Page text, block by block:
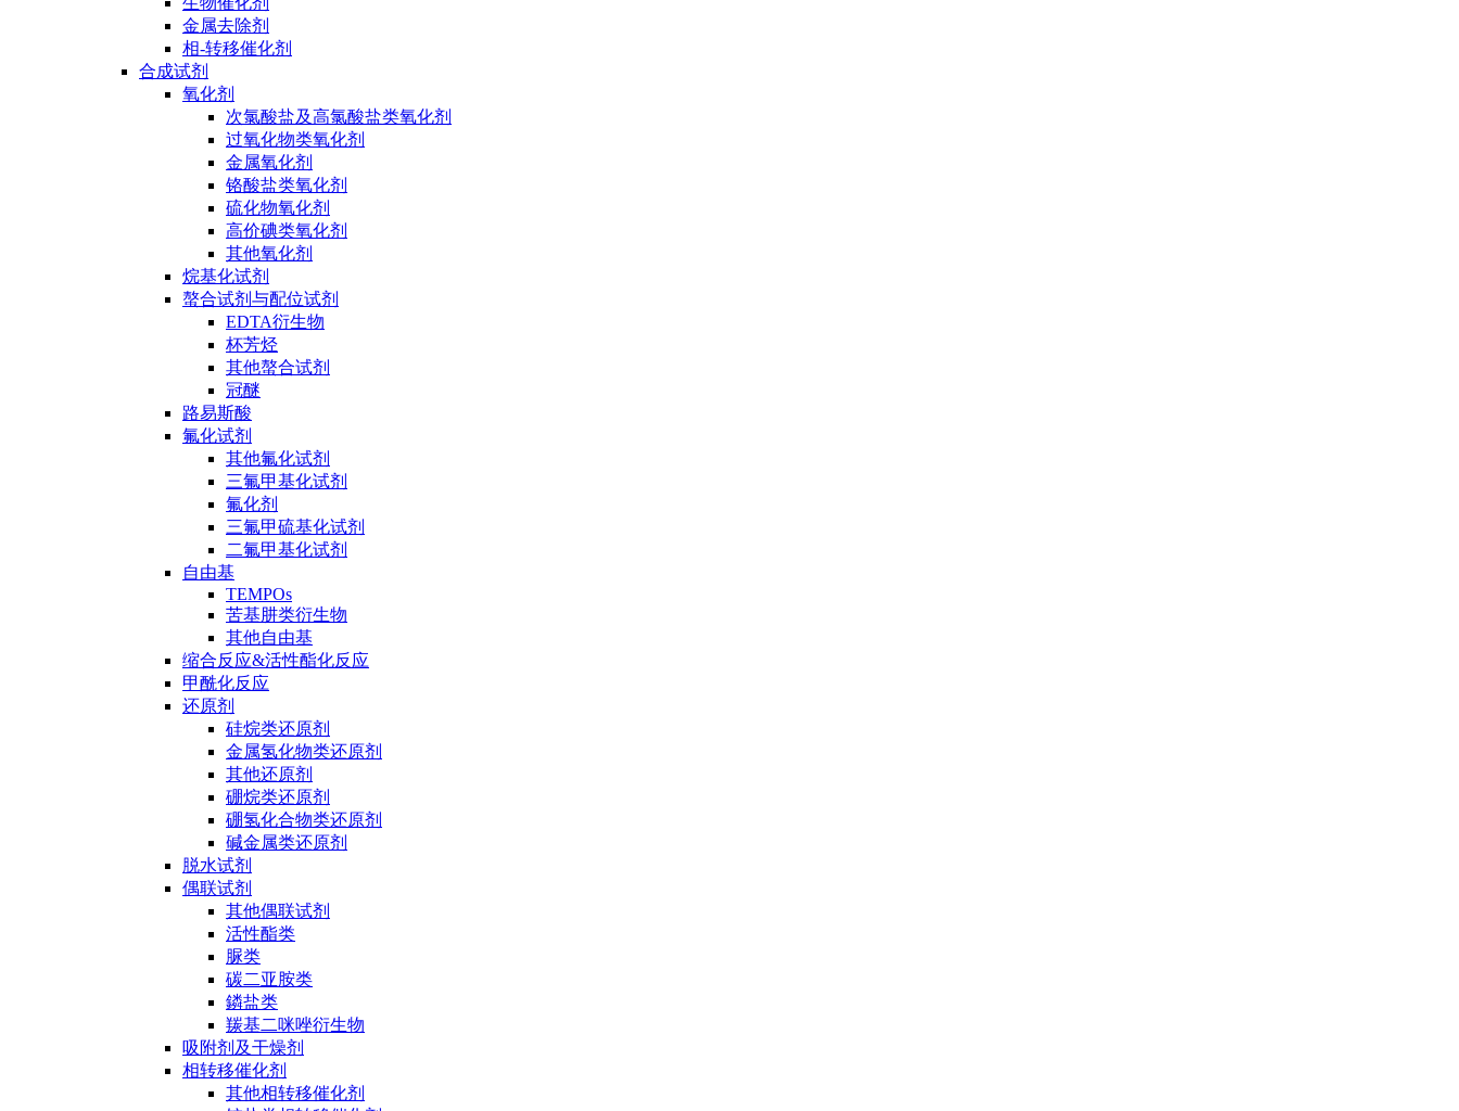
金属去除剂
相-转移催化剂
合成试剂
氧化剂
次氯酸盐及高氯酸盐类氧化剂
过氧化物类氧化剂
金属氧化剂
铬酸盐类氧化剂
硫化物氧化剂
高价碘类氧化剂
其他氧化剂
烷基化试剂
螯合试剂与配位试剂
EDTA衍生物
杯芳烃
其他螯合试剂
冠醚
路易斯酸
氟化试剂
其他氟化试剂
三氟甲基化试剂
氟化剂
三氟甲硫基化试剂
二氟甲基化试剂
自由基
TEMPOs
苦基肼类衍生物
其他自由基
缩合反应&活性酯化反应
甲酰化反应
还原剂
硅烷类还原剂
金属氢化物类还原剂
其他还原剂
硼烷类还原剂
硼氢化合物类还原剂
碱金属类还原剂
脱水试剂
偶联试剂
其他偶联试剂
活性酯类
脲类
碳二亚胺类
鏻盐类
羰基二咪唑衍生物
吸附剂及干燥剂
相转移催化剂
其他相转移催化剂